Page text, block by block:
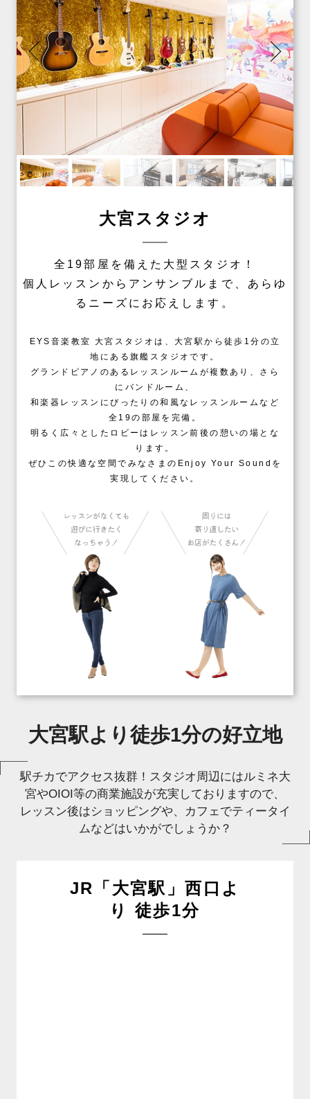
大宮スタジオ
全19部屋を備えた大型スタジオ！
個人レッスンからアンサンブルまで、あらゆ
るニーズにお応えします。
EYS音楽教室 大宮スタジオは、大宮駅から徒歩1分の立
地にある旗艦スタジオです。
グランドピアノのあるレッスンルームが複数あり、さら
にバンドルーム、
和楽器レッスンにぴったりの和風なレッスンルームなど
全19の部屋を完備。
明るく広々としたロビーはレッスン前後の憩いの場とな
ります。
ぜひこの快適な空間でみなさまのEnjoy Your Soundを
実現してください。
大宮駅より徒歩1分の好立地
駅チカでアクセス抜群！スタジオ周辺にはルミネ大
宮やOIOI等の商業施設が充実しておりますので、
レッスン後はショッピングや、カフェでティータイ
ムなどはいかがでしょうか？
JR「大宮駅」西口よ
り 徒歩1分